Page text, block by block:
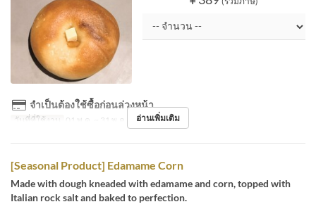
จำเป็นต้องใช้ซื้อก่อนล่วงหน้า
วันที่ที่ใช้งาน 01 พ.ค. ~ 31 พ.ค. อ่านเพิ่มเติม
[Seasonal Product] Edamame Corn
Made with dough kneaded with edamame and corn, topped with
Italian rock salt and baked to perfection.